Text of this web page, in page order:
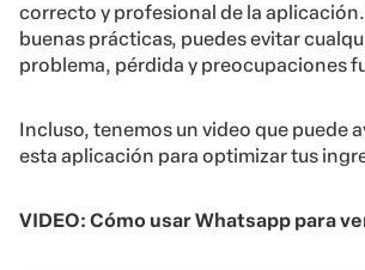
correcto y profesional de la
buenas prácticas, puedes evitar
problema, pérdida y preocupaciones
Incluso, tenemos un video que puede
esta aplicación para optimizar tus
VIDEO: Cómo usar Whatsapp para